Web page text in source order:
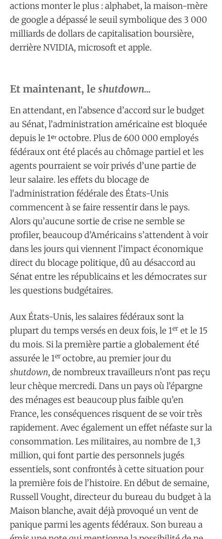
actions monter le plus : alphabet, la maison-mère
de google a dépassé le seuil symbolique des 3 000
milliards de dollars de capitalisation boursière,
derrière NVIDIA, microsoft et apple.
Et maintenant, le shutdown…
En attendant, en l’absence d’accord sur le budget
au Sénat, l’administration américaine est bloquée
depuis le 1ᵉʳ octobre. Plus de 600 000 employés
fédéraux ont été placés au chômage partiel et les
agents pourraient se voir privés d’une partie de
leur salaire. les effets du blocage de
l’administration fédérale des États-Unis
commencent à se faire ressentir dans le pays.
Alors qu’aucune sortie de crise ne semble se
profiler, beaucoup d’Américains s’attendent à voir
dans les jours qui viennent l’impact économique
direct du blocage politique, dû au désaccord au
Sénat entre les républicains et les démocrates sur
les questions budgétaires.
Aux États-Unis, les salaires fédéraux sont la
plupart du temps versés en deux fois, le 1er et le 15
du mois. Si la première partie a globalement été
assurée le 1eroctobre, au premier jour du
shutdown, de nombreux travailleurs n’ont pas reçu
leur chèque mercredi. Dans un pays où l’épargne
des ménages est beaucoup plus faible qu’en
France, les conséquences risquent de se voir très
rapidement. Avec également un effet néfaste sur la
consommation. Les militaires, au nombre de 1,3
million, qui font partie des personnels jugés
essentiels, sont confrontés à cette situation pour
la première fois de l’histoire. En début de semaine,
Russell Vought, directeur du bureau du budget à la
Maison blanche, avait déjà provoqué un vent de
panique parmi les agents fédéraux. Son bureau a